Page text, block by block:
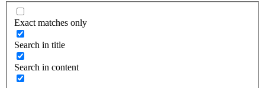
Exact matches only
Search in title
Search in content